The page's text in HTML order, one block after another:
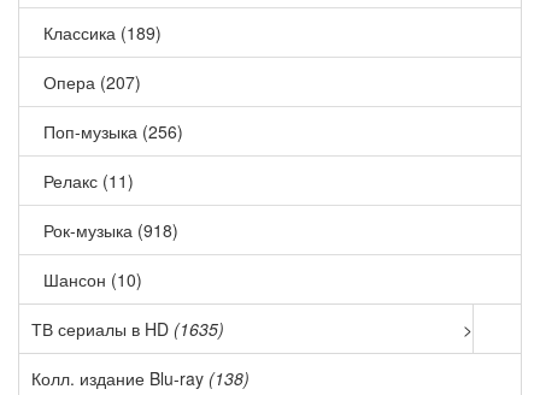
Классика (189)
Опера (207)
Поп-музыка (256)
Релакс (11)
Рок-музыка (918)
Шансон (10)
ТВ сериалы в HD (1635) >
Колл. издание Blu-ray (138)